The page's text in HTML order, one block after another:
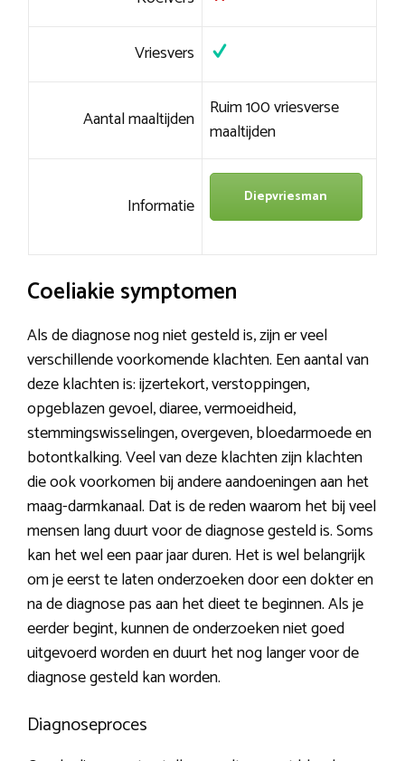
Vriesvers
Aantal maaltijden Ruim 100 vriesverse
maaltijden
Informatie Diepvriesman
Coeliakie symptomen
Als de diagnose nog niet gesteld is, zijn er veel
verschillende voorkomende klachten. Een aantal van
deze klachten is: ijzertekort, verstoppingen,
opgeblazen gevoel, diaree, vermoeidheid,
stemmingswisselingen, overgeven, bloedarmoede en
botontkalking. Veel van deze klachten zijn klachten
die ook voorkomen bij andere aandoeningen aan het
maag-darmkanaal. Dat is de reden waarom het bij veel
mensen lang duurt voor de diagnose gesteld is. Soms
kan het wel een paar jaar duren. Het is wel belangrijk
om je eerst te laten onderzoeken door een dokter en
na de diagnose pas aan het dieet te beginnen. Als je
eerder begint, kunnen de onderzoeken niet goed
uitgevoerd worden en duurt het nog langer voor de
diagnose gesteld kan worden.
Diagnoseproces